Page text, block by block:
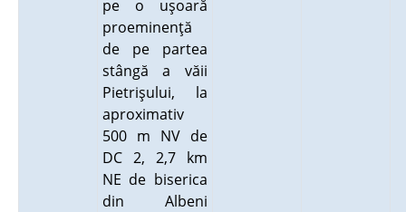
pe o uşoară
proeminenţă
de pe partea
stângă a văii
Pietrişului, la
aproximativ
500 m NV de
DC 2, 2,7 km
NE de biserica
din Albeni